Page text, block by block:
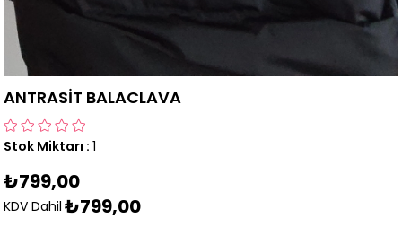
ANTRASİT BALACLAVA
Stok Miktarı : 1
₺799,00
KDV Dahil ₺799,00